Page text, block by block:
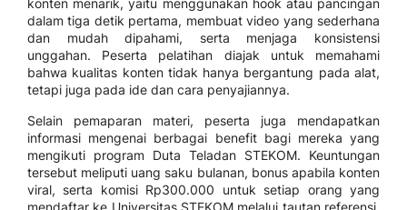
konten menarik, yaitu menggunakan hook atau pancingan
dalam tiga detik pertama, membuat video yang sederhana
dan mudah dipahami, serta menjaga konsistensi
unggahan. Peserta pelatihan diajak untuk memahami
bahwa kualitas konten tidak hanya bergantung pada alat,
tetapi juga pada ide dan cara penyajiannya.
Selain pemaparan materi, peserta juga mendapatkan
informasi mengenai berbagai benefit bagi mereka yang
mengikuti program Duta Teladan STEKOM. Keuntungan
tersebut meliputi uang saku bulanan, bonus apabila konten
viral, serta komisi Rp300.000 untuk setiap orang yang